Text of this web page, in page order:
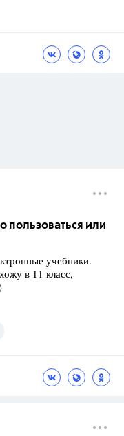
или
учебники.
в 11 класс,